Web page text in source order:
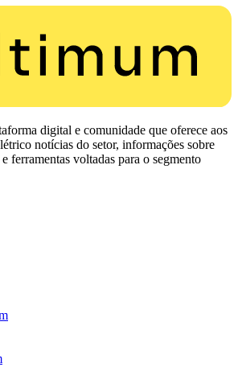
digital e comunidade que oferece aos
notícias do setor, informações sobre
ferramentas voltadas para o segmento